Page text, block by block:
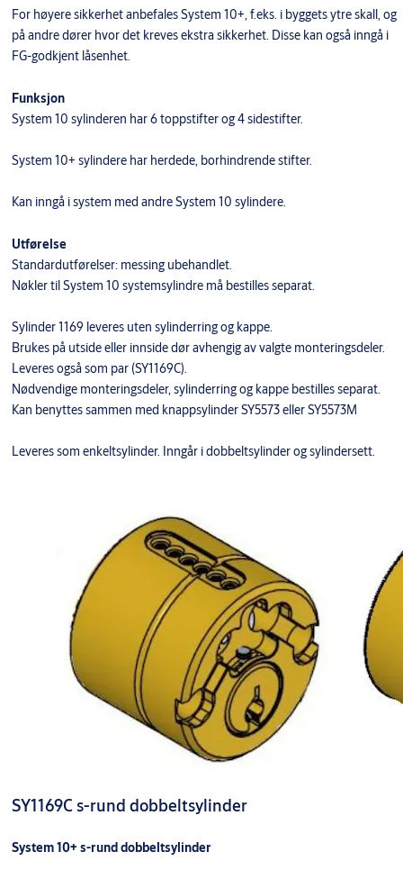
For høyere sikkerhet anbefales System 10+, f.eks. i byggets ytre skall, og
på andre dører hvor det kreves ekstra sikkerhet. Disse kan også inngå i
FG-godkjent låsenhet.
Funksjon
System 10 sylinderen har 6 toppstifter og 4 sidestifter.
System 10+ sylindere har herdede, borhindrende stifter.
Kan inngå i system med andre System 10 sylindere.
Utførelse
Standardutførelser: messing ubehandlet.
Nøkler til System 10 systemsylindre må bestilles separat.
Sylinder 1169 leveres uten sylinderring og kappe.
Brukes på utside eller innside dør avhengig av valgte monteringsdeler.
Leveres også som par (SY1169C).
Nødvendige monteringsdeler, sylinderring og kappe bestilles separat.
Kan benyttes sammen med knappsylinder SY5573 eller SY5573M
Leveres som enkeltsylinder. Inngår i dobbeltsylinder og sylindersett.
SY1169C s-rund dobbeltsylinder
System 10+ s-rund dobbeltsylinder